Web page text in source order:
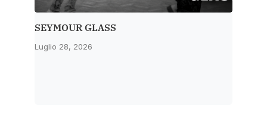
SEYMOUR GLASS
Luglio 28, 2026